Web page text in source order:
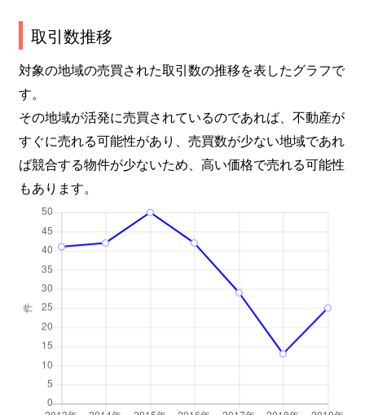
取引数推移
対象の地域の売買された取引数の推移を表したグラフで
す。
その地域が活発に売買されているのであれば、不動産が
すぐに売れる可能性があり、売買数が少ない地域であれ
ば競合する物件が少ないため、高い価格で売れる可能性
もあります。